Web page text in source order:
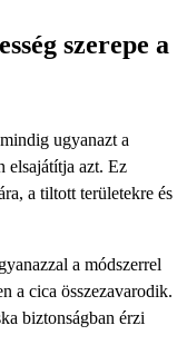
szerepe a
ugyanazt a
elsajátítja azt. Ez
a tiltott területekre és
a módszerrel
a cica összezavarodik.
biztonságban érzi